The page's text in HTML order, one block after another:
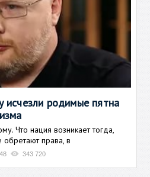
исчезли родимые пятна
Что нация возникает тогда,
обретают права, в
343 720